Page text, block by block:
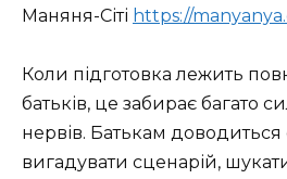
Маняня-Сіті https://
Коли підготовка лежить
батьків, це забирає багато
нервів. Батькам доводиться
вигадувати сценарій,